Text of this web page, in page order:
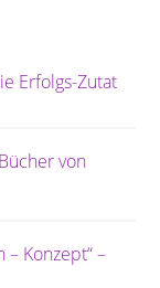
Erfolgs-Zutat
von
Konzept“ –